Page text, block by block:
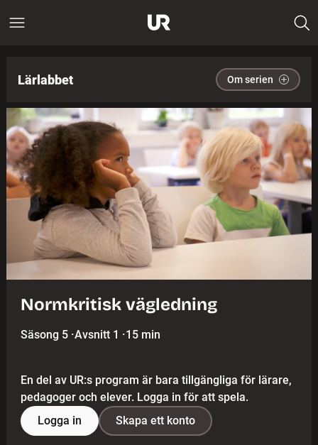
Lärlabbet Om serien
Normkritisk vägledning
Säsong 5 ·Avsnitt 1 ·15 min
En del av UR:s program är bara tillgängliga för lärare,
pedagoger och elever. Logga in för att spela.
Logga in
Skapa ett konto